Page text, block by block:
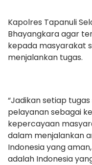
Kapolres Tapanuli
Bhayangkara agar
kepada masyarakat
menjalankan tugas.
“Jadikan setiap
pelayanan sebagai
kepercayaan
dalam menjalankan
Indonesia yang
adalah Indonesia